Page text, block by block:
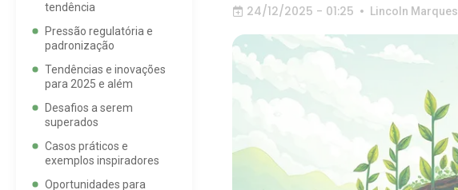
tendência
Pressão regulatória e
padronização
Tendências e inovações
para 2025 e além
Desafios a serem
superados
Casos práticos e
exemplos inspiradores
Oportunidades para
24/12/2025 - 01:25 • Lincoln Marques